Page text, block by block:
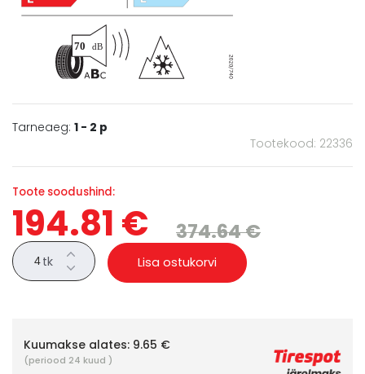
Tarneaeg: 1 - 2 p
Tootekood: 22336
Toote soodushind:
194.81 € 374.64 €
tk Lisa ostukorvi
Kuumakse alates: 9.65 €
(periood 24 kuud )